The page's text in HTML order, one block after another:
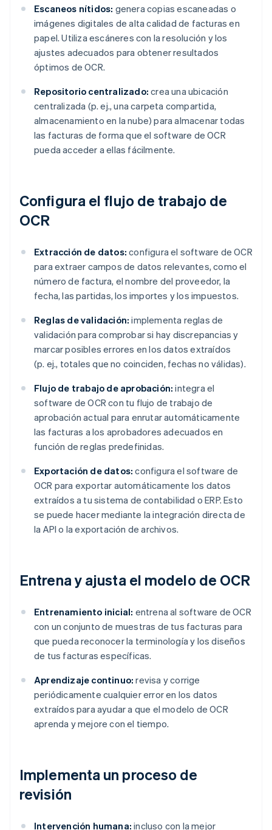
Escaneos nítidos: genera copias escaneadas o
imágenes digitales de alta calidad de facturas en
papel. Utiliza escáneres con la resolución y los
ajustes adecuados para obtener resultados
óptimos de OCR.
Repositorio centralizado: crea una ubicación
centralizada (p. ej., una carpeta compartida,
almacenamiento en la nube) para almacenar todas
las facturas de forma que el software de OCR
pueda acceder a ellas fácilmente.
Configura el flujo de trabajo de
OCR
Extracción de datos: configura el software de OCR
para extraer campos de datos relevantes, como el
número de factura, el nombre del proveedor, la
fecha, las partidas, los importes y los impuestos.
Reglas de validación: implementa reglas de
validación para comprobar si hay discrepancias y
marcar posibles errores en los datos extraídos
(p. ej., totales que no coinciden, fechas no válidas).
Flujo de trabajo de aprobación: integra el
software de OCR con tu flujo de trabajo de
aprobación actual para enrutar automáticamente
las facturas a los aprobadores adecuados en
función de reglas predefinidas.
Exportación de datos: configura el software de
OCR para exportar automáticamente los datos
extraídos a tu sistema de contabilidad o ERP. Esto
se puede hacer mediante la integración directa de
la API o la exportación de archivos.
Entrena y ajusta el modelo de OCR
Entrenamiento inicial: entrena al software de OCR
con un conjunto de muestras de tus facturas para
que pueda reconocer la terminología y los diseños
de tus facturas específicas.
Aprendizaje continuo: revisa y corrige
periódicamente cualquier error en los datos
extraídos para ayudar a que el modelo de OCR
aprenda y mejore con el tiempo.
Implementa un proceso de
revisión
Intervención humana: incluso con la mejor